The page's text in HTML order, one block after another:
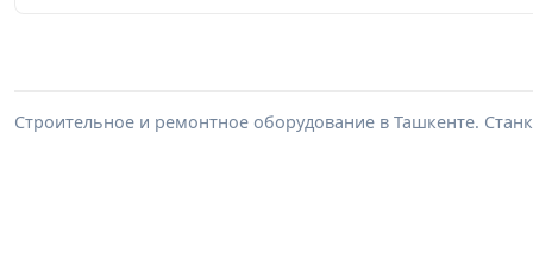
Строительное и ремонтное оборудование в Ташкенте.